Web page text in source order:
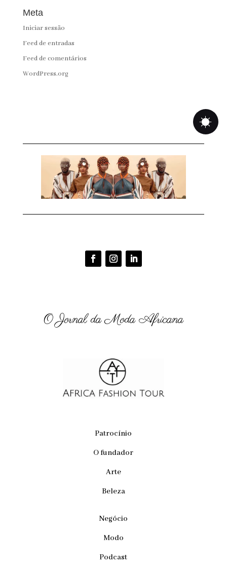
Meta
Iniciar sessão
Feed de entradas
Feed de comentários
WordPress.org
O Jornal da Moda Africana
Patrocínio
O fundador
Arte
Beleza
Negócio
Modo
Podcast